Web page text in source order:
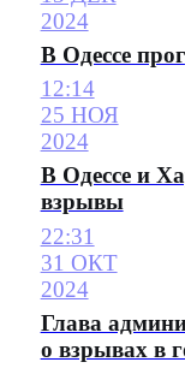
2024
В Одессе
12:14
25 НОЯ
2024
В Одессе и
взрывы
22:31
31 ОКТ
2024
Глава
о взрывах в